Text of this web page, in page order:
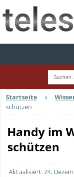
Startseite
schützen
Handy im
schützen
Aktualisiert: 24.